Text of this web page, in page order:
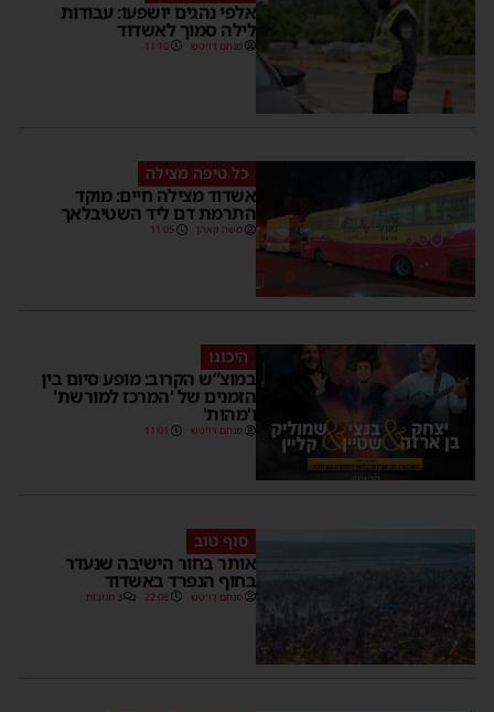
אלפי נהגים יושפעו: עבודות
לילה סמוך לאשדוד
מנחם דויטש 11:10
כל טיפה מצילה
אשדוד מצילה חיים: מוקד
התרמת דם ליד השטיבלאך
משה קאהן 11:05
היכונו
במוצ”ש הקרוב: מופע סיום בין
הזמנים של 'המרכז למורשת'
ו'מהות'
מנחם דויטש 11:01
סוף טוב
אותר בחור הישיבה שנעדר
בחוף הנפרד באשדוד
מנחם דויטש 22:08 3 תגובות